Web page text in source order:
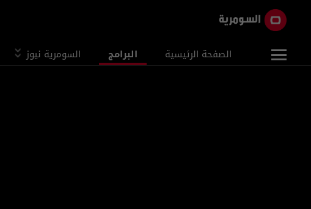
الصفحة الرئيسية البرامج السومرية نيوز